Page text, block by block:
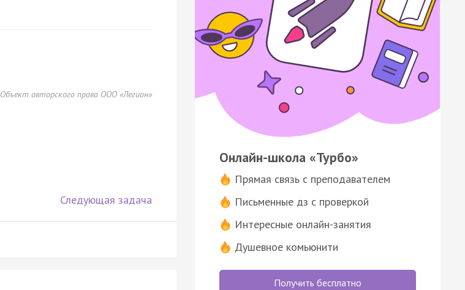
Объект авторского права ООО «Легион»
Следующая задача
Онлайн-школа «Турбо»
Прямая связь с преподавателем
Письменные дз с проверкой
Интересные онлайн-занятия
Душевное комьюнити
Получить бесплатно